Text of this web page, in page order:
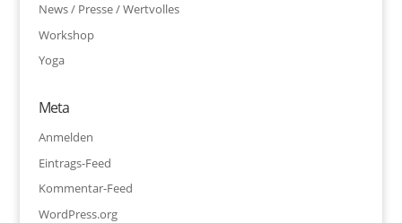
News / Presse / Wertvolles
Workshop
Yoga
Meta
Anmelden
Eintrags-Feed
Kommentar-Feed
WordPress.org